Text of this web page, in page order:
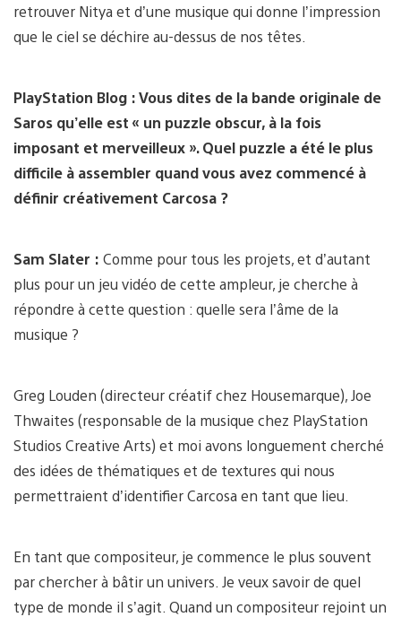
retrouver Nitya et d’une musique qui donne l’impression
que le ciel se déchire au-dessus de nos têtes.
PlayStation Blog : Vous dites de la bande originale de
Saros qu’elle est « un puzzle obscur, à la fois
imposant et merveilleux ». Quel puzzle a été le plus
difficile à assembler quand vous avez commencé à
définir créativement Carcosa ?
Sam Slater : Comme pour tous les projets, et d’autant
plus pour un jeu vidéo de cette ampleur, je cherche à
répondre à cette question : quelle sera l’âme de la
musique ?
Greg Louden (directeur créatif chez Housemarque), Joe
Thwaites (responsable de la musique chez PlayStation
Studios Creative Arts) et moi avons longuement cherché
des idées de thématiques et de textures qui nous
permettraient d’identifier Carcosa en tant que lieu.
En tant que compositeur, je commence le plus souvent
par chercher à bâtir un univers. Je veux savoir de quel
type de monde il s’agit. Quand un compositeur rejoint un